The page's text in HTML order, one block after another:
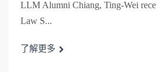
LLM Alumni Chiang, Ting-Wei
Law S...
了解更多